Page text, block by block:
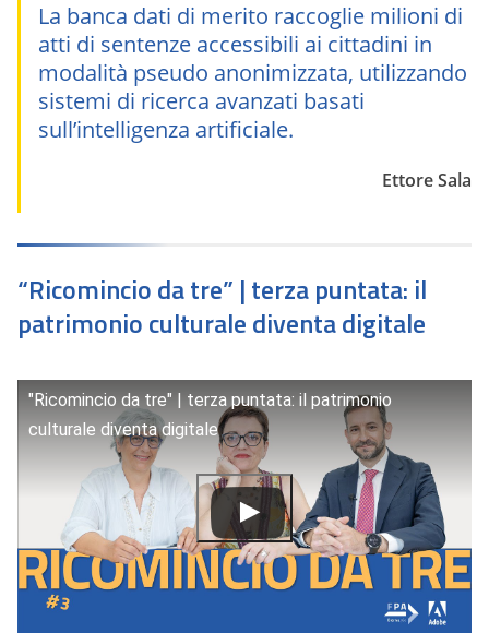
La banca dati di merito raccoglie milioni di
atti di sentenze accessibili ai cittadini in
modalità pseudo anonimizzata, utilizzando
sistemi di ricerca avanzati basati
sull’intelligenza artificiale.
Ettore Sala
“Ricomincio da tre” | terza puntata: il
patrimonio culturale diventa digitale
"Ricomincio da tre" | terza puntata: il patrimonio
culturale diventa digitale